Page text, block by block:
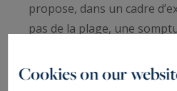
propose, dans un cadre
pas de la plage, une
Belle Époque » à rénover,
siècle.
Cookies on our